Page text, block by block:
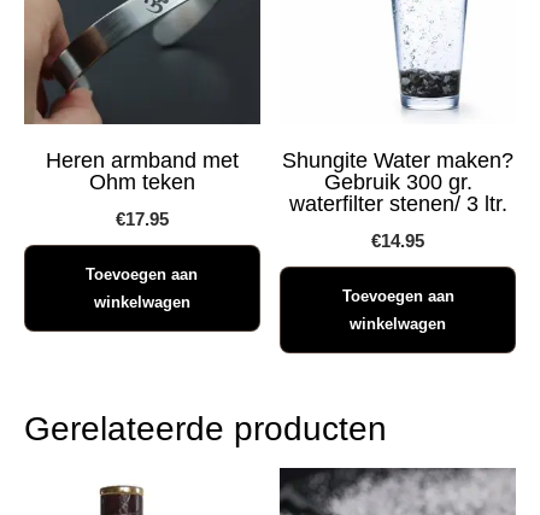
Heren armband met
Ohm teken
€17.95
Toevoegen aan
winkelwagen
Shungite Water maken?
Gebruik 300 gr.
waterfilter stenen/ 3 ltr.
€14.95
Toevoegen aan
winkelwagen
Gerelateerde producten